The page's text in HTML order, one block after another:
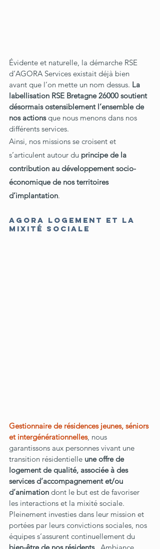
Évidente et naturelle, la démarche RSE
d’AGORA Services existait déjà bien
avant que l’on mette un nom dessus. La
labellisation RSE Bretagne 26000 soutient
désormais ostensiblement l’ensemble de
nos actions que nous menons dans nos
différents services.
Ainsi, nos missions se croisent et
s’articulent autour du principe de la
contribution au développement socio-
économique de nos territoires
d’implantation.
AGORA Logement et la
mixité sociale
Gestionnaire de résidences jeunes, séniors
et intergénérationnelles, nous
garantissons aux personnes vivant une
transition résidentielle une offre de
logement de qualité, associée à des
services d’accompagnement et/ou
d’animation dont le but est de favoriser
les interactions et la mixité sociale.
Pleinement investies dans leur mission et
portées par leurs convictions sociales, nos
équipes s’assurent continuellement du